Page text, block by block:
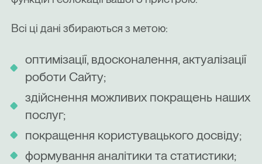
Всі ці дані збираються з метою:
оптимізації, вдосконалення, актуалізації
роботи Сайту;
здійснення можливих покращень наших
послуг;
покращення користувацького досвіду;
формування аналітики та статистики;